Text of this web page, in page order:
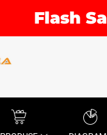
Flash